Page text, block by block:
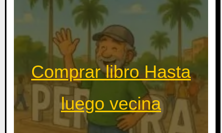
Comprar libro Hasta
luego vecina